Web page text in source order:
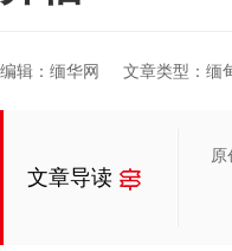
编辑：缅华网 文章类型：缅
文章导读